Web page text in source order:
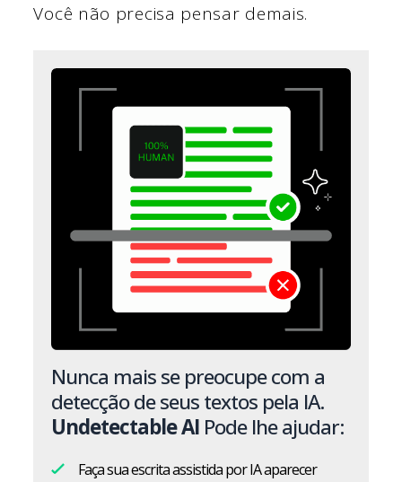
Você não precisa pensar demais.
Nunca mais se preocupe com a
detecção de seus textos pela IA.
Undetectable AI Pode lhe ajudar:
Faça sua escrita assistida por IA aparecer